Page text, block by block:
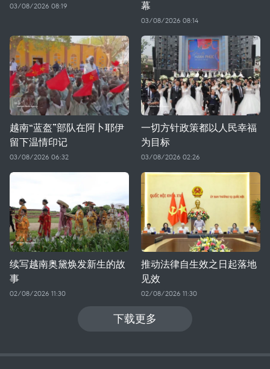
03/08/2026 08:19
幕
03/08/2026 08:14
越南“蓝盔”部队在阿卜耶伊
留下温情印记
03/08/2026 06:32
一切方针政策都以人民幸福
为目标
03/08/2026 02:26
续写越南奥黛焕发新生的故
事
02/08/2026 11:30
推动法律自生效之日起落地
见效
02/08/2026 11:30
下载更多